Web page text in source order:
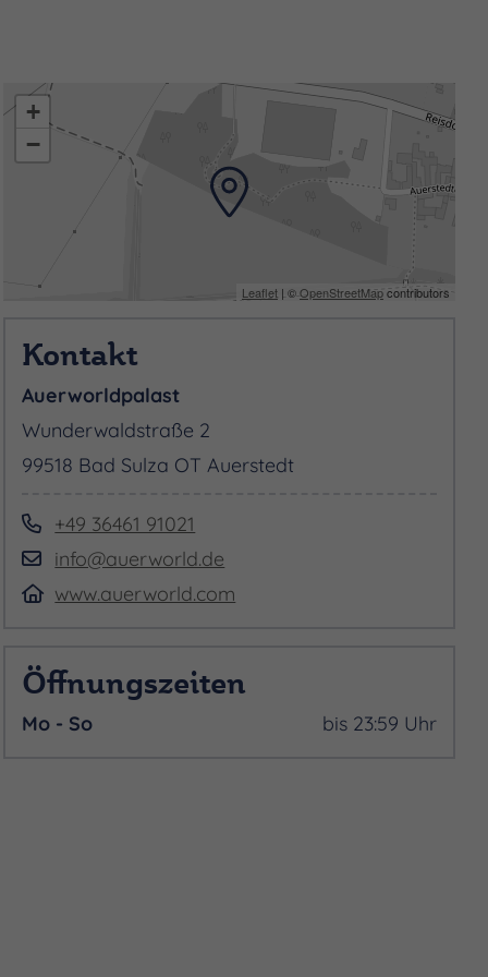
wenn sich
orientiert sich
Schilf, wie sie seit
ließen, stieß
löst sich auf. Hier ist der
+
−
Leaflet| ©OpenStreetMapcontributors
Kontakt
Auerworldpalast
Wunderwaldstraße 2
99518 Bad Sulza OT Auerstedt
+49 36461 91021
info@auerworld.de
www.auerworld.com
Öffnungszeiten
Mo - So bis 23:59 Uhr